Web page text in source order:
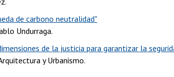
de carbono neutralidad"
Undurraga.
de la justicia para garantizar la
y Urbanismo.